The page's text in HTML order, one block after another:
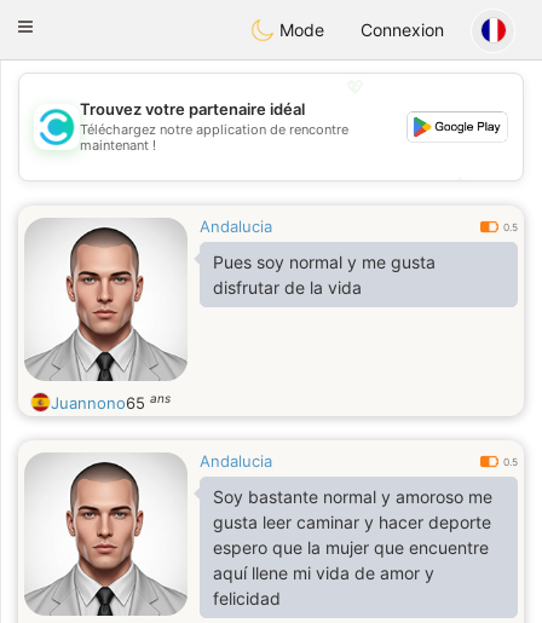
olombiaCitas
Toggle
Mode Connexion
💖
💕
Trouvez votre partenaire idéal
Téléchargez notre application de rencontre
maintenant !
Andalucia 0.5
Pues soy normal y me gusta
disfrutar de la vida
Juannono65 ans
Andalucia 0.5
Soy bastante normal y amoroso me
gusta leer caminar y hacer deporte
espero que la mujer que encuentre
aquí llene mi vida de amor y
felicidad